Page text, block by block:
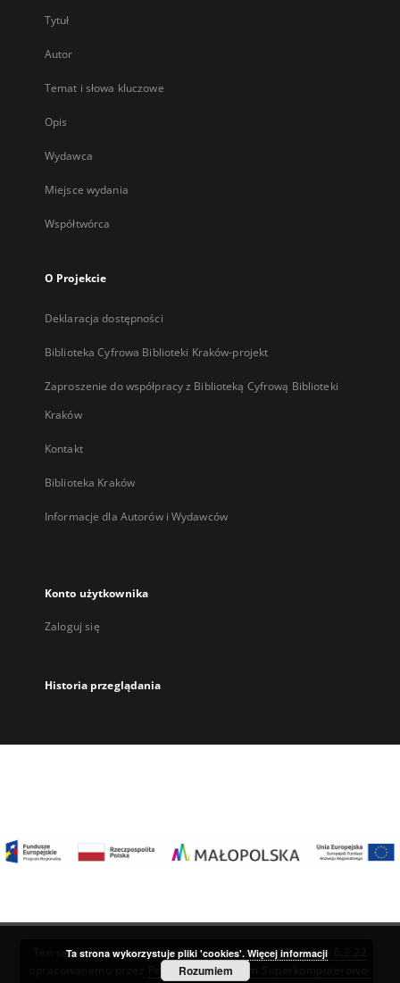
Tytuł
Autor
Temat i słowa kluczowe
Opis
Wydawca
Miejsce wydania
Współtwórca
O Projekcie
Deklaracja dostępności
Biblioteka Cyfrowa Biblioteki Kraków-projekt
Zaproszenie do współpracy z Biblioteką Cyfrową Biblioteki
Kraków
Kontakt
Biblioteka Kraków
Informacje dla Autorów i Wydawców
Konto użytkownika
Zaloguj się
Historia przeglądania
Ten serwis działa dzięki oprogramowaniuDInGO dLibra 6.3.22
Poznańskie Centrum Superkomputerowo-
Ta strona wykorzystuje pliki 'cookies'. Więcej informacji
Rozumiem